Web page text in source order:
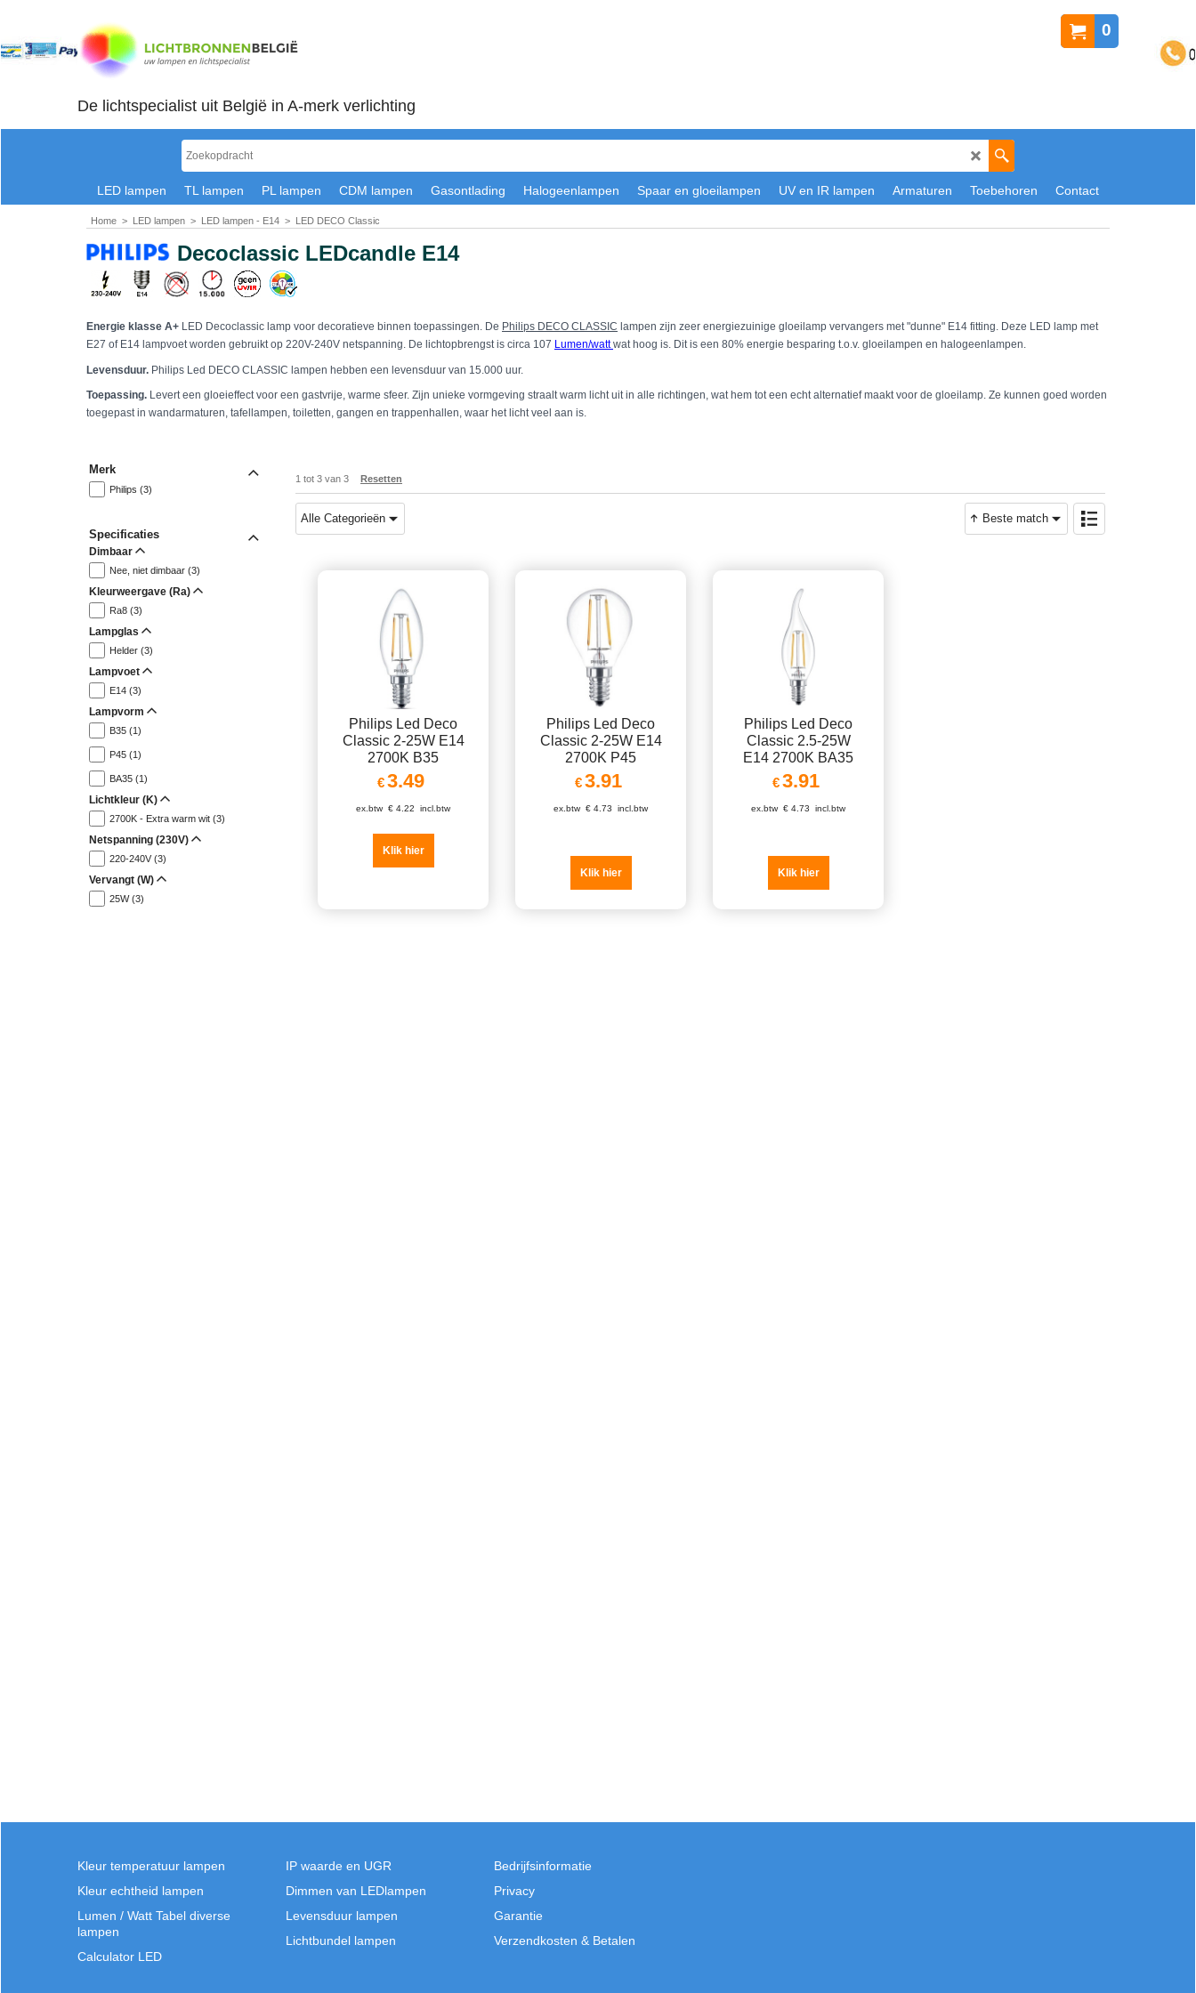
0
De lichtspecialist uit België in A-merk verlichting
LED lampen TL lampen PL lampen CDM lampen Gasontlading Halogeenlampen Spaar en gloeilampen UV en IR lampen Armaturen Toebehoren Contact
Home > LED lampen > LED lampen - E14 > LED DECO Classic
Decoclassic LEDcandle E14
Energie klasse A+ LED Decoclassic lamp voor decoratieve binnen toepassingen. De Philips DECO CLASSIC lampen zijn zeer energiezuinige gloeilamp vervangers met "dunne" E14 fitting. Deze LED lamp met
E27 of E14 lampvoet worden gebruikt op 220V-240V netspanning. De lichtopbrengst is circa 107
Lumen/wattwat hoog is. Dit is een 80% energie besparing t.o.v. gloeilampen en halogeenlampen.
Levensduur. Philips Led DECO CLASSIC lampen hebben een levensduur van 15.000 uur.
Toepassing. Levert een gloeieffect voor een gastvrije, warme sfeer. Zijn unieke vormgeving straalt warm licht uit in alle richtingen, wat hem tot een echt alternatief maakt voor de gloeilamp. Ze kunnen goed worden
toegepast in wandarmaturen, tafellampen, toiletten, gangen en trappenhallen, waar het licht veel aan is.
Merk
Philips (3)
Specificaties
Dimbaar
Nee, niet dimbaar (3)
Kleurweergave (Ra)
Ra8 (3)
Lampglas
Helder (3)
Lampvoet
E14 (3)
Lampvorm
B35 (1)
P45 (1)
BA35 (1)
Lichtkleur (K)
2700K - Extra warm wit (3)
Netspanning (230V)
220-240V (3)
Vervangt (W)
25W (3)
1 tot 3 van 3 Resetten
Alle Categorieën Beste match
Philips Led Deco
Classic 2-25W E14
2700K B35
€3.49
ex.btw € 4.22 incl.btw
Klik hier
Philips Led Deco
Classic 2-25W E14
2700K P45
€3.91
ex.btw € 4.73 incl.btw
Klik hier
Philips Led Deco
Classic 2.5-25W
E14 2700K BA35
€3.91
ex.btw € 4.73 incl.btw
Klik hier
Kleur temperatuur lampen
Kleur echtheid lampen
Lumen / Watt Tabel diverse
lampen
Calculator LED
IP waarde en UGR
Dimmen van LEDlampen
Levensduur lampen
Lichtbundel lampen
Bedrijfsinformatie
Privacy
Garantie
Verzendkosten & Betalen